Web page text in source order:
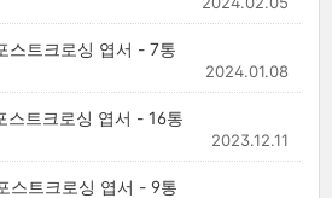
스트크로싱 엽서 - 7통
2024.01.08
스트크로싱 엽서 - 16통
2023.12.11
스트크로싱 엽서 - 9통